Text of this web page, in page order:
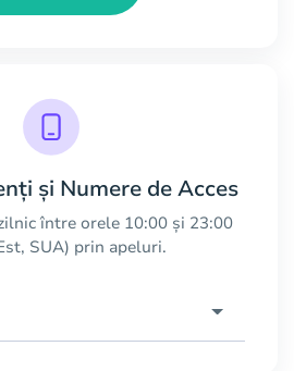
și Numere de Acces
între orele 10:00 și 23:00
SUA) prin apeluri.